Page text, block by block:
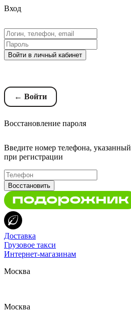
Вход
Войти в личный кабинет
← Войти
Восстановление пароля
Введите номер телефона, указанный
при регистрации
Восстановить
Доставка
Грузовое такси
Интернет-магазинам
Москва
Москва